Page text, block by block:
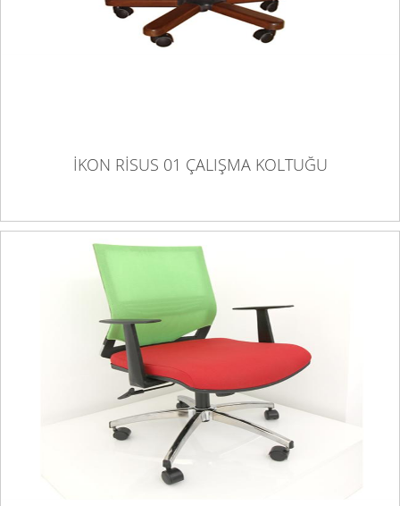
İKON RİSUS 01 ÇALIŞMA KOLTUĞU
İKON SANTA 01 ÇALIŞMA KOLTUĞU